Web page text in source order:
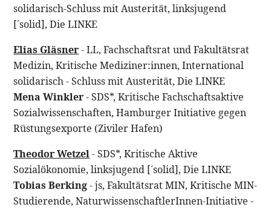
solidarisch-Schluss mit Austerität, linksjugend
[´solid], Die LINKE
Elias Gläsner- LL, Fachschaftsrat und Fakultätsrat
Medizin, Kritische Mediziner:innen, International
solidarisch - Schluss mit Austerität, Die LINKE
Mena Winkler- SDS*, Kritische Fachschaftsaktive
Sozialwissenschaften, Hamburger Initiative gegen
Rüstungsexporte (Ziviler Hafen)
Theodor Wetzel- SDS*, Kritische Aktive
Sozialökonomie, linksjugend [´solid], Die LINKE
Tobias Berking- js, Fakultätsrat MIN, Kritische MIN-
Studierende, NaturwissenschaftlerInnen-Initiative -